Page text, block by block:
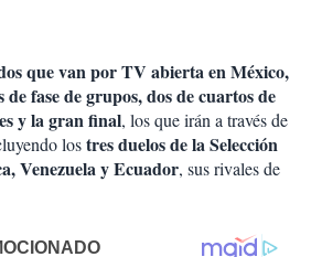
que van por TV abierta en México,
de fase de grupos, dos de cuartos de
y la gran final, los que irán a través de
lostres duelos de la Selección
Venezuela y Ecuador, sus rivales de